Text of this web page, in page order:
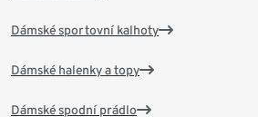
Dámské sportovní kalhoty
Dámské halenky a topy
Dámské spodní prádlo